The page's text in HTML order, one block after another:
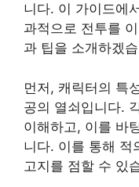
니다. 이 가이드에
과적으로 전투를
과 팁을 소개하겠
먼저, 캐릭터의 특
공의 열쇠입니다.
이해하고, 이를 바
니다. 이를 통해 적
고지를 점할 수 있